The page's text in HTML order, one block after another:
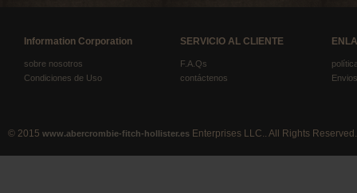
Information Corporation
sobre nosotros
Condiciones de Uso
SERVICIO AL CLIENTE
F.A.Qs
contáctenos
© 2015 www.abercrombie-fitch-hollister.es Enterprises LLC.. All Rights Reserved.